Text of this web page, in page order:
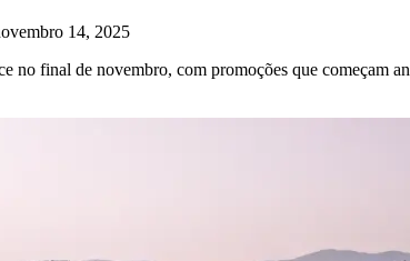
14, 2025
no final de novembro, com promoções que começam